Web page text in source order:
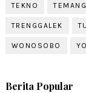
TEKNO
TRENGGALEK
WONOSOBO
Berita Popular